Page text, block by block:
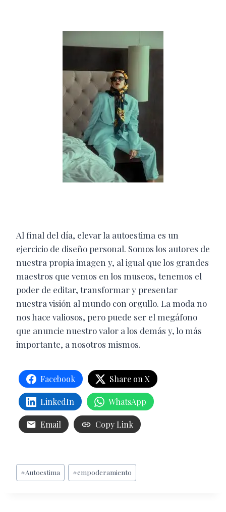
Al final del día, elevar la autoestima es un
ejercicio de diseño personal. Somos los autores de
nuestra propia imagen y, al igual que los grandes
maestros que vemos en los museos, tenemos el
poder de editar, transformar y presentar
nuestra visión al mundo con orgullo. La moda no
nos hace valiosos, pero puede ser el megáfono
que anuncie nuestro valor a los demás y, lo más
importante, a nosotros mismos.
Facebook Share on X
LinkedIn WhatsApp
Email Copy Link
Etiquetas
de
#Autoestima #empoderamiento